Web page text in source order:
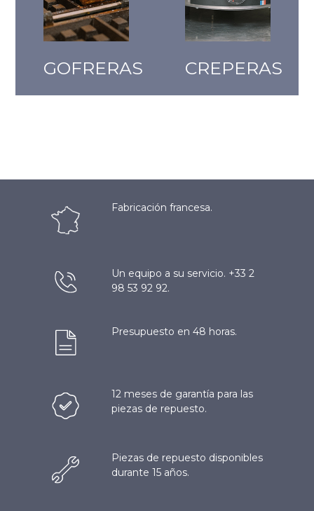
GOFRERAS CREPERAS
Fabricación francesa.
Un equipo a su servicio. +33 2
98 53 92 92.
Presupuesto en 48 horas.
12 meses de garantía para las
piezas de repuesto.
Piezas de repuesto disponibles
durante 15 años.